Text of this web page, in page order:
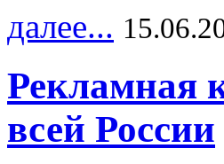
далее...
Рекламная
всей России